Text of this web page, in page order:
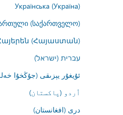
Українська (Україна)
(საქართველო)
(Հայաստան)
עברית (ישראל)
ئۇيغۇر يېزىقى (جۇڭخۇا
اُردو (پاکستان)
درى (افغانستان)